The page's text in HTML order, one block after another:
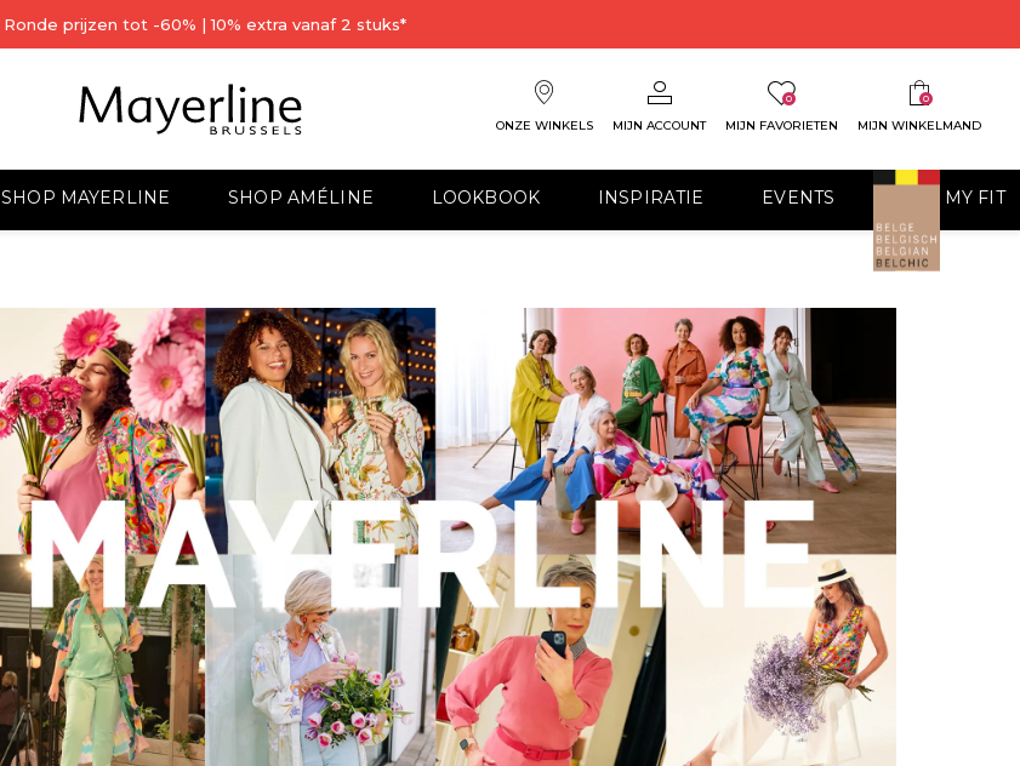
Ronde prijzen tot -60% | 10% extra vanaf 2 stuks*
ONZE WINKELS MIJN ACCOUNT
0
MIJN FAVORIETEN
0
MIJN WINKELMAND
SHOP MAYERLINE SHOP AMÉLINE LOOKBOOK INSPIRATIE EVENTS FIND MY FIT